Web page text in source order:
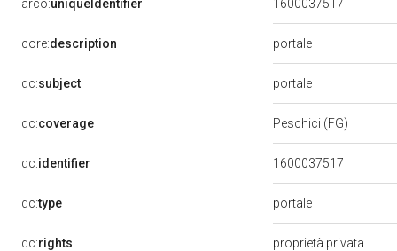
arco:uniqueIdentifier 1600037517
core:description portale
dc:subject portale
dc:coverage Peschici (FG)
dc:identifier 1600037517
dc:type portale
dc:rights proprietà privata